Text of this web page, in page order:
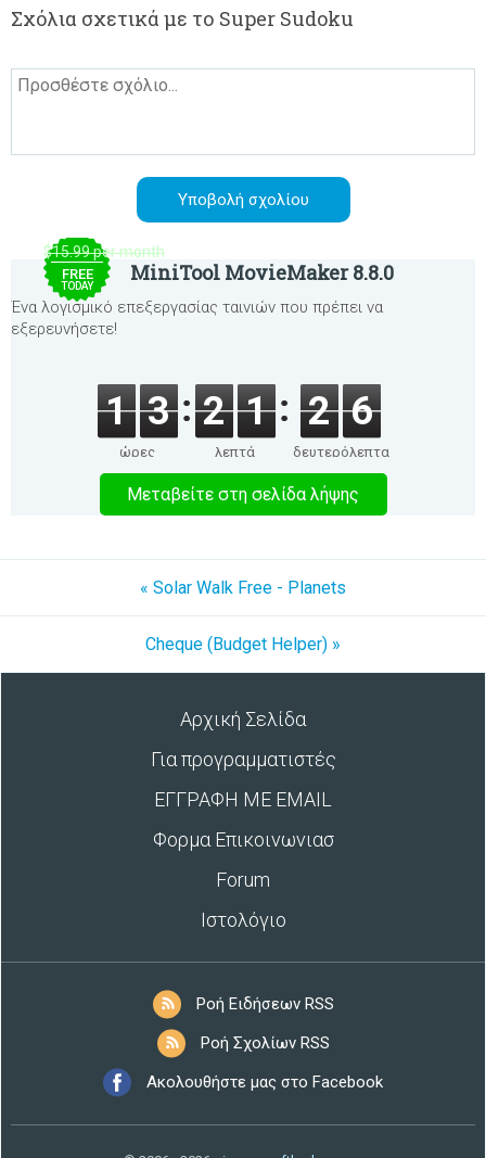
Σχόλια σχετικά με το Super Sudoku
$15.99 per month
FREE
TODAY
MiniTool MovieMaker 8.8.0
Ένα λογισμικό επεξεργασίας ταινιών που πρέπει να
εξερευνήσετε!
1 3
ώρες
2 1
λεπτά
2 6
δευτερόλεπτα
Μεταβείτε στη σελίδα λήψης
« Solar Walk Free - Planets
Cheque (Budget Helper) »
Αρχική Σελίδα
Για προγραμματιστές
ΕΓΓΡΑΦΗ ΜΕ EMAIL
Φορμα Επικοινωνιασ
Forum
Ιστολόγιο
Ροή Ειδήσεων RSS
Ροή Σχολίων RSS
Ακολουθήστε μας στο Facebook